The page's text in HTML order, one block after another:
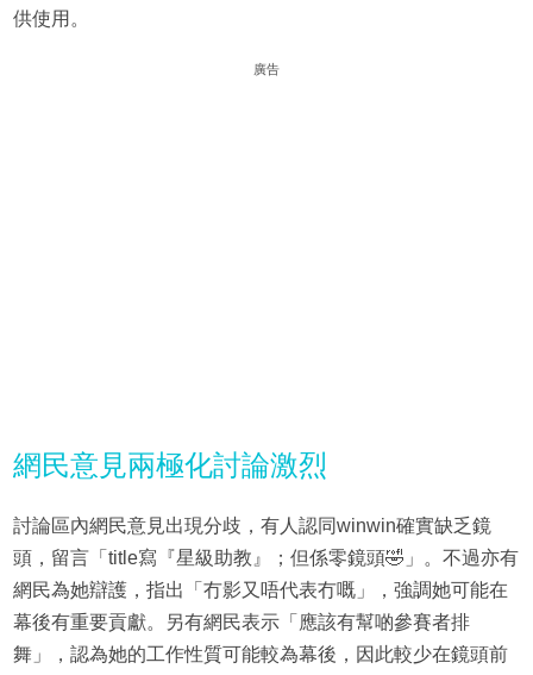
供使用。
廣告
網民意見兩極化討論激烈
討論區內網民意見出現分歧，有人認同winwin確實缺乏鏡
頭，留言「title寫『星級助教』；但係零鏡頭🤣」。不過亦有
網民為她辯護，指出「冇影又唔代表冇嘅」，強調她可能在
幕後有重要貢獻。另有網民表示「應該有幫啲參賽者排
舞」，認為她的工作性質可能較為幕後，因此較少在鏡頭前